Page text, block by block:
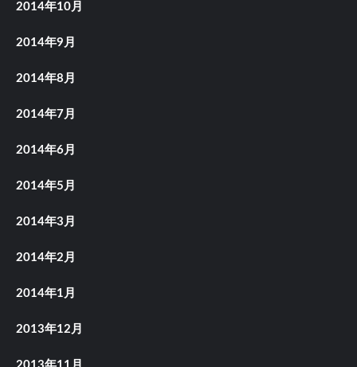
2014年10月
2014年9月
2014年8月
2014年7月
2014年6月
2014年5月
2014年3月
2014年2月
2014年1月
2013年12月